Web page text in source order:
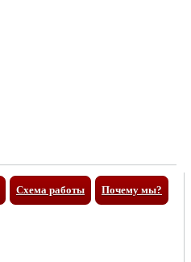
Почему мы?
Схема работы